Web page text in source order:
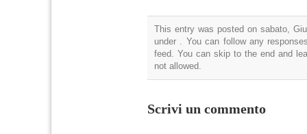
This entry was posted on sabato,
under . You can follow any
feed. You can skip to the end and
not allowed.
Scrivi un commento